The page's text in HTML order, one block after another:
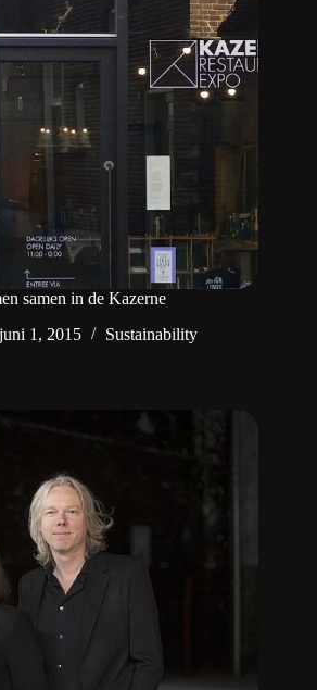
samen in de Kazerne
juni 1, 2015 Sustainability